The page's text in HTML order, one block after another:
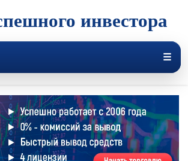
инвестора
☰